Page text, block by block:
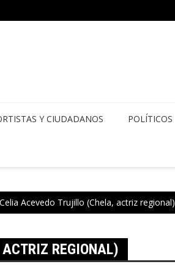
Y CIUDADANOS POLÍTICOS
Celia Acevedo Trujillo (Chela, actriz regional)
REGIONAL)